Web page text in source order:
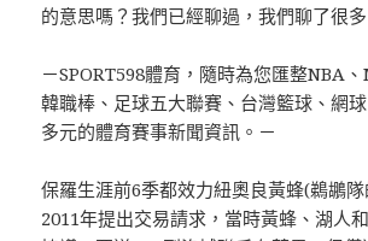
的意思嗎？我們已經聊過，我們聊了很多
－SPORT598體育，隨時為您匯整NBA
韓職棒、足球五大聯賽、台灣籃球、網
多元的體育賽事新聞資訊。－
保羅生涯前6季都效力紐奧良黃蜂(鵜鶘
2011年提出交易請求，當時黃蜂、湖人